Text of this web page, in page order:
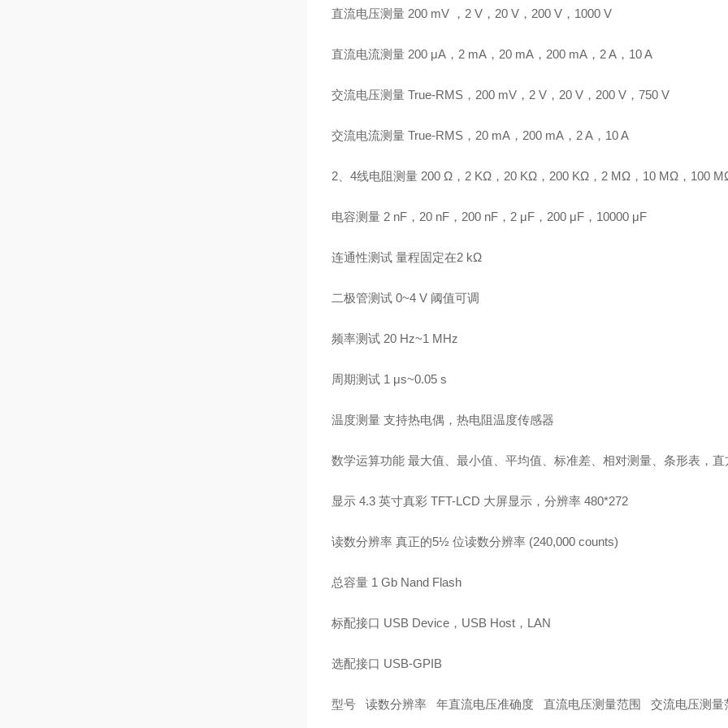
直流电压测量 200 mV ， 2 V， 20 V， 200 V， 1000 V
直流电流测量 200 μA， 2 mA， 20 mA， 200 mA， 2 A， 10 A
交流电压测量 True-RMS， 200 mV， 2 V， 20 V， 200 V， 750 V
交流电流测量 True-RMS， 20 mA， 200 mA， 2 A， 10 A
2、 4线电阻测量 200 Ω， 2 KΩ， 20 KΩ， 200 KΩ， 2 MΩ， 10 MΩ， 100 M
电容测量 2 nF， 20 nF， 200 nF， 2 μF， 200 μF， 10000 μF
连通性测试 量程固定在2 kΩ
二极管测试 0~4 V 阈值可调
频率测试 20 Hz~1 MHz
周期测试 1 μs~0.05 s
温度测量 支持热电偶，热电阻温度传感器
数学运算功能 最大值、最小值、平均值、标准差、相对测量、条形表，
显示 4.3 英寸真彩 TFT-LCD 大屏显示，分辨率 480*272
读数分辨率 真正的5½ 位读数分辨率 (240,000 counts)
总容量 1 Gb Nand Flash
标配接口 USB Device， USB Host， LAN
选配接口 USB-GPIB
型号 读数分辨率 年直流电压准确度 直流电压测量范围 交流电压测量